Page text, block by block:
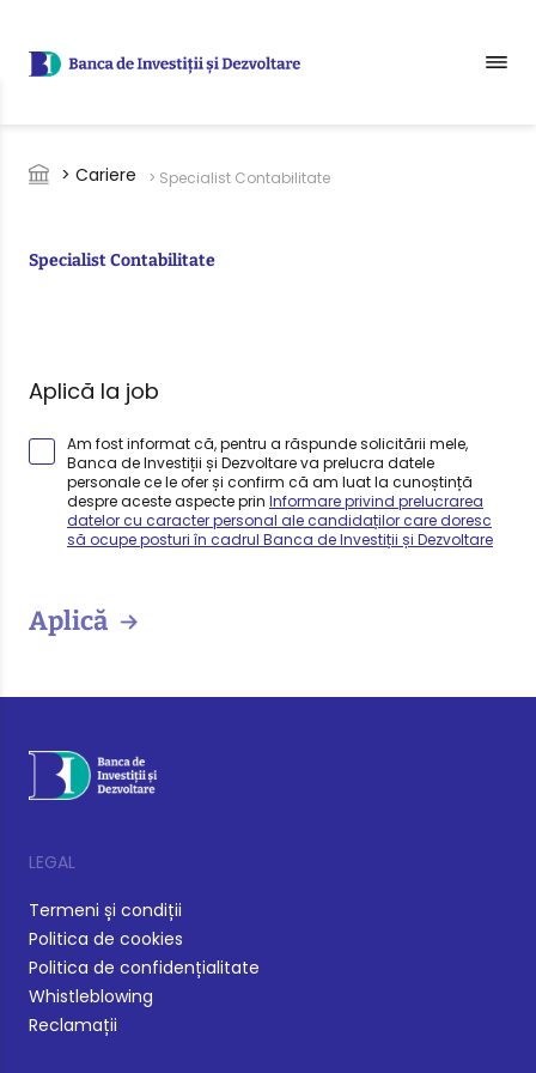
Breadcrumb
> Cariere > Specialist Contabilitate
Specialist Contabilitate
Aplică la job
Am fost informat că, pentru a răspunde solicitării mele,
Banca de Investiții și Dezvoltare va prelucra datele
personale ce le ofer și confirm că am luat la cunoștință
despre aceste aspecte prin Informare privind prelucrarea
datelor cu caracter personal ale candidaților care doresc
să ocupe posturi în cadrul Banca de Investiții și Dezvoltare
Aplică
LEGAL
Termeni și condiții
Politica de cookies
Politica de confidențialitate
Whistleblowing
Reclamații